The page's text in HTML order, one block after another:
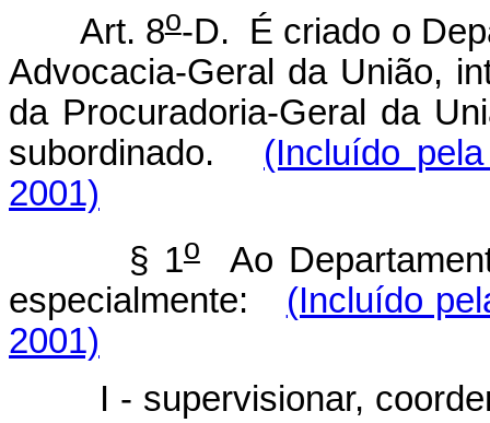
Art. 8o-D. É criado o
Advocacia-Geral da União,
da Procuradoria-Geral da
subordinado. (Incluído
2001)
§ 1oAo
especialmente: (Incluído
2001)
I - supervisionar,